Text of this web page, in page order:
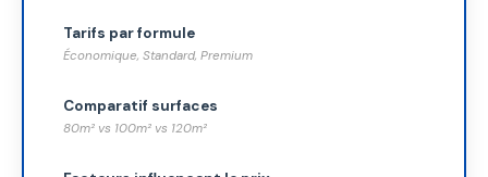
Tarifs par formule
Économique, Standard, Premium
Comparatif surfaces
80m² vs 100m² vs 120m²